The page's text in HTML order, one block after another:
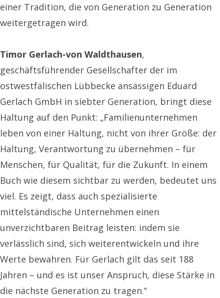
einer Tradition, die von Generation zu Generation
weitergetragen wird.
Timor Gerlach-von Waldthausen,
geschäftsführender Gesellschafter der im
ostwestfälischen Lübbecke ansässigen Eduard
Gerlach GmbH in siebter Generation, bringt diese
Haltung auf den Punkt: „Familienunternehmen
leben von einer Haltung, nicht von ihrer Größe: der
Haltung, Verantwortung zu übernehmen – für
Menschen, für Qualität, für die Zukunft. In einem
Buch wie diesem sichtbar zu werden, bedeutet uns
viel. Es zeigt, dass auch spezialisierte
mittelständische Unternehmen einen
unverzichtbaren Beitrag leisten: indem sie
verlässlich sind, sich weiterentwickeln und ihre
Werte bewahren. Für Gerlach gilt das seit 188
Jahren – und es ist unser Anspruch, diese Stärke in
die nächste Generation zu tragen.“